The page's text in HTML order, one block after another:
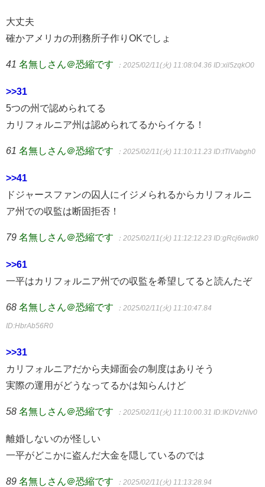
大丈夫
確かアメリカの刑務所子作りOKでしょ
41 名無しさん＠恐縮です ：2025/02/11(火) 11:08:04.36 ID:xil5zqkO0
>>31
5つの州で認められてる
カリフォルニア州は認められてるからイケる！
61 名無しさん＠恐縮です ：2025/02/11(火) 11:10:11.23 ID:tTlVabgh0
>>41
ドジャースファンの囚人にイジメられるからカリフォルニ
ア州での収監は断固拒否！
79 名無しさん＠恐縮です ：2025/02/11(火) 11:12:12.23 ID:gRcj6wdk0
>>61
一平はカリフォルニア州での収監を希望してると読んたぞ
68 名無しさん＠恐縮です ：2025/02/11(火) 11:10:47.84
ID:HbrAb56R0
>>31
カリフォルニアだから夫婦面会の制度はありそう
実際の運用がどうなってるかは知らんけど
58 名無しさん＠恐縮です ：2025/02/11(火) 11:10:00.31 ID:IKDVzNIv0
離婚しないのが怪しい
一平がどこかに盗んだ大金を隠しているのでは
89 名無しさん＠恐縮です ：2025/02/11(火) 11:13:28.94